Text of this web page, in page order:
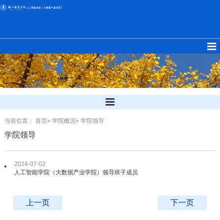
当前位置： 首页» 学院概况» 学院领导
学院领导
2024-07-02
人工智能学院（大数据产业学院）领导班子成员
上一页 下一页